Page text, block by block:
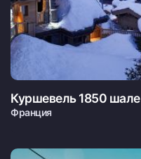
Куршевель 1850 шале
Франция